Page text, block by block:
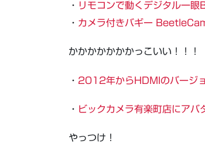
・ リモコンで動くデジタル一
・ カメラ付きバギー
かかかかかかかっこいい！！！
・ 2012年からHDMIのバージ
・ ビックカメラ有楽町店にアバ
やっつけ！